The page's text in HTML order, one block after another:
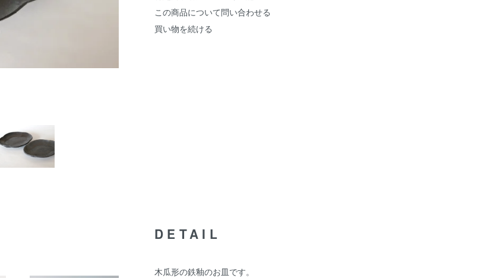
この商品について問い合わせる
買い物を続ける
DETAIL
木瓜形の鉄釉のお皿です。